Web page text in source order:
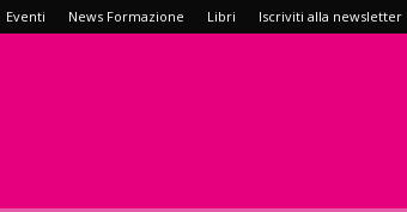
Eventi News Formazione Libri Iscriviti alla newsletter